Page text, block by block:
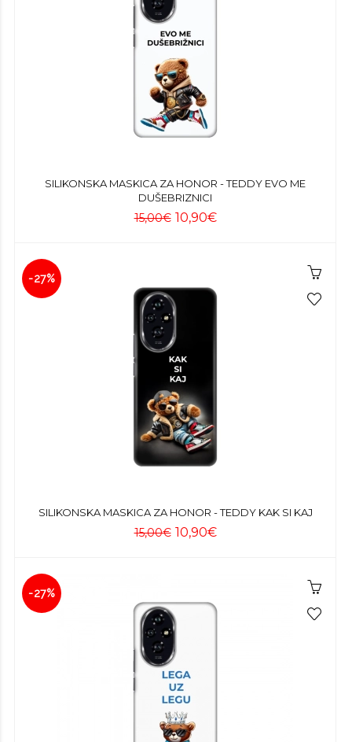
SILIKONSKA MASKICA ZA HONOR - TEDDY EVO ME
DUŠEBRIZNICI
15,00€ 10,90€
-27%
SILIKONSKA MASKICA ZA HONOR - TEDDY KAK SI KAJ
15,00€ 10,90€
-27%